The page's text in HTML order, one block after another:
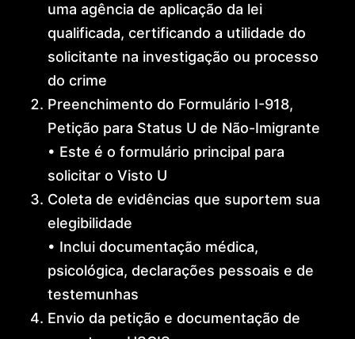
uma agência de aplicação da lei
qualificada, certificando a utilidade do
solicitante na investigação ou processo
do crime
Preenchimento do Formulário I-918,
Petição para Status U de Não-Imigrante
• Este é o formulário principal para
solicitar o Visto U
Coleta de evidências que suportem sua
elegibilidade
• Inclui documentação médica,
psicológica, declarações pessoais e de
testemunhas
Envio da petição e documentação de